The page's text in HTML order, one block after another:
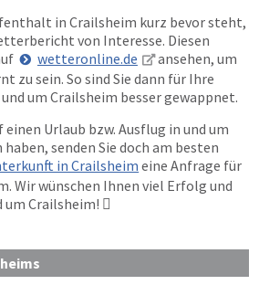
in Crailsheim kurz bevor steht,
von Interesse. Diesen
wetteronline.de
ansehen, um
zu sein. So sind Sie dann für Ihre
um Crailsheim besser gewappnet.
Urlaub bzw. Ausflug in und um
senden Sie doch am besten
in Crailsheim eine Anfrage für
Wir wünschen Ihnen viel Erfolg und
um Crailsheim! 